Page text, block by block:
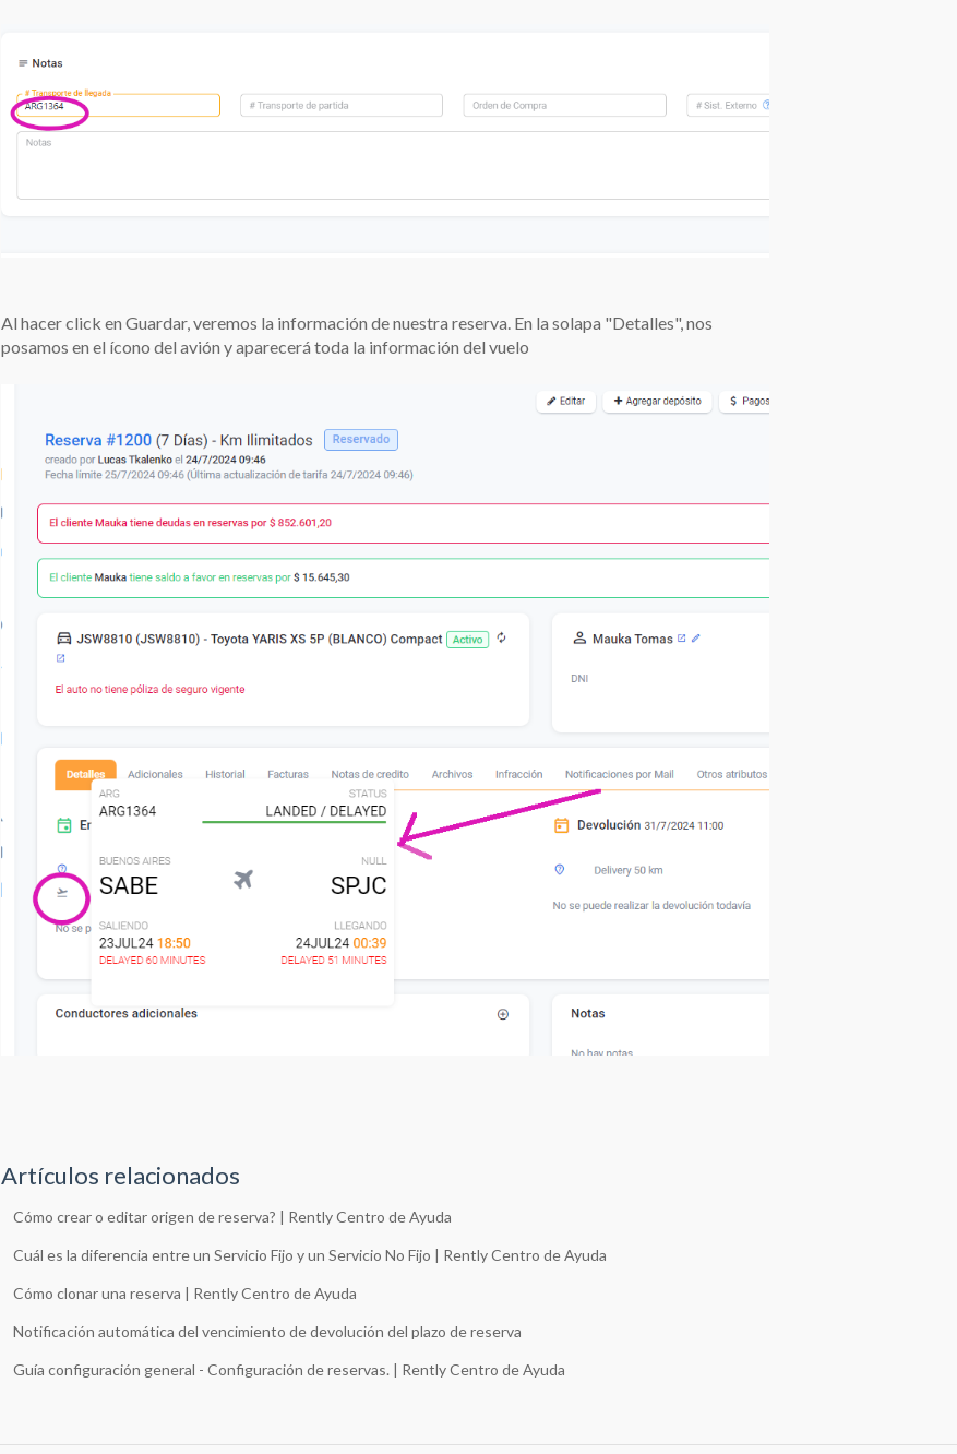
Al hacer click en Guardar, veremos la información de nuestra reserva. En la solapa "Detalles", nos
posamos en el ícono del avión y aparecerá toda la información del vuelo
Artículos relacionados
Cómo crear o editar origen de reserva? | Rently Centro de Ayuda
Cuál es la diferencia entre un Servicio Fijo y un Servicio No Fijo | Rently Centro de Ayuda
Cómo clonar una reserva | Rently Centro de Ayuda
Notificación automática del vencimiento de devolución del plazo de reserva
Guía configuración general - Configuración de reservas. | Rently Centro de Ayuda